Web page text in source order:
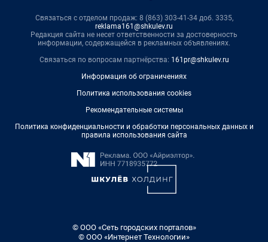
Связаться с отделом продаж: 8 (863) 303-41-34 доб. 3335,
reklama161@shkulev.ru
Редакция сайта не несет ответственности за достоверность
информации, содержащейся в рекламных объявлениях.
Связаться по вопросам партнёрства: 161pr@shkulev.ru
Информация об ограничениях
Политика использования cookies
Рекомендательные системы
Политика конфиденциальности и обработки персональных данных и
правила использования сайта
© ООО «Сеть городских порталов»
© ООО «Интернет Технологии»